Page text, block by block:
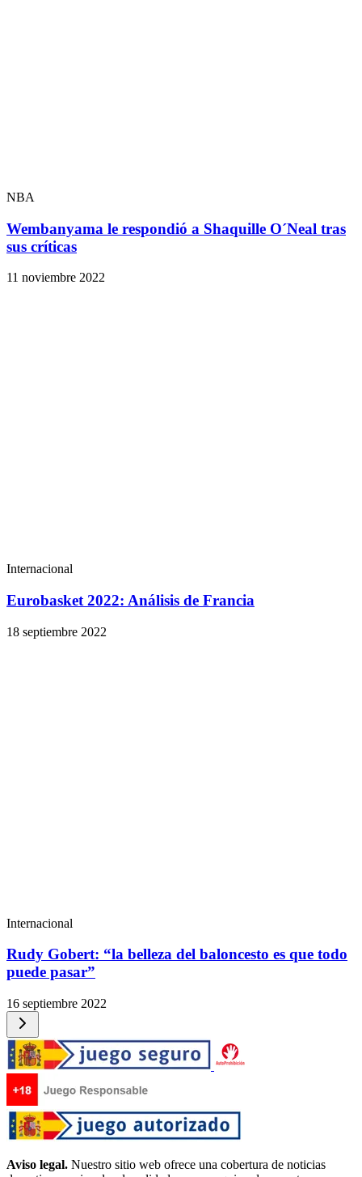
NBA
Wembanyama le respondió a Shaquille O´Neal tras
sus críticas
11 noviembre 2022
Internacional
Eurobasket 2022: Análisis de Francia
18 septiembre 2022
Internacional
Rudy Gobert: “la belleza del baloncesto es que todo
puede pasar”
16 septiembre 2022
Aviso legal. Nuestro sitio web ofrece una cobertura de noticias